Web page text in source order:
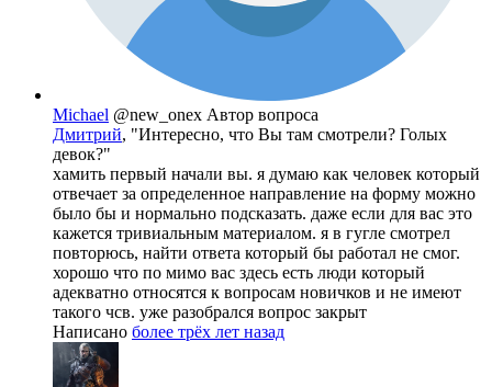
Michael @new_onex Автор вопроса
Дмитрий, "Интересно, что Вы там смотрели? Голых
девок?"
хамить первый начали вы. я думаю как человек который
отвечает за определенное направление на форму можно
было бы и нормально подсказать. даже если для вас это
кажется тривиальным материалом. я в гугле смотрел
повторюсь, найти ответа который бы работал не смог.
хорошо что по мимо вас здесь есть люди который
адекватно относятся к вопросам новичков и не имеют
такого чсв. уже разобрался вопрос закрыт
Написано более трёх лет назад